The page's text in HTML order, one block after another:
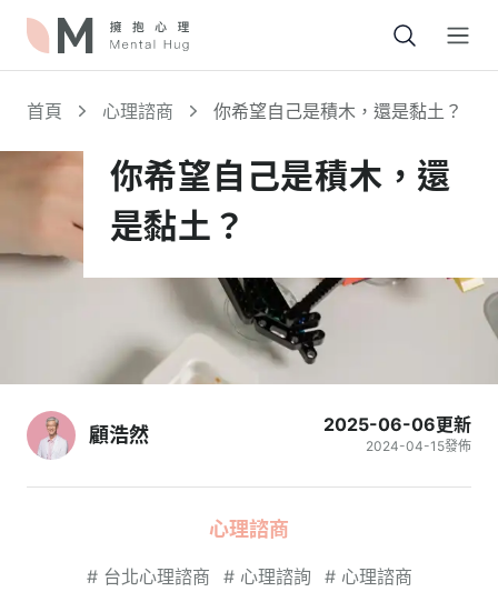
首頁 心理諮商 你希望自己是積木，還是黏土？
你希望自己是積木，還
是黏土？
顧浩然 2025-06-06更新
2024-04-15發佈
心理諮商
# 台北心理諮商 # 心理諮詢 # 心理諮商